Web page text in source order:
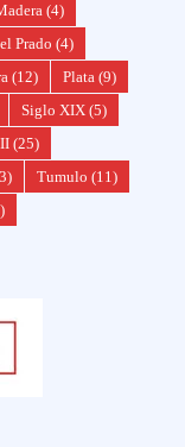
(4)
Prado (4)
(12) Plata (9)
Siglo XIX (5)
(25)
Tumulo (11)